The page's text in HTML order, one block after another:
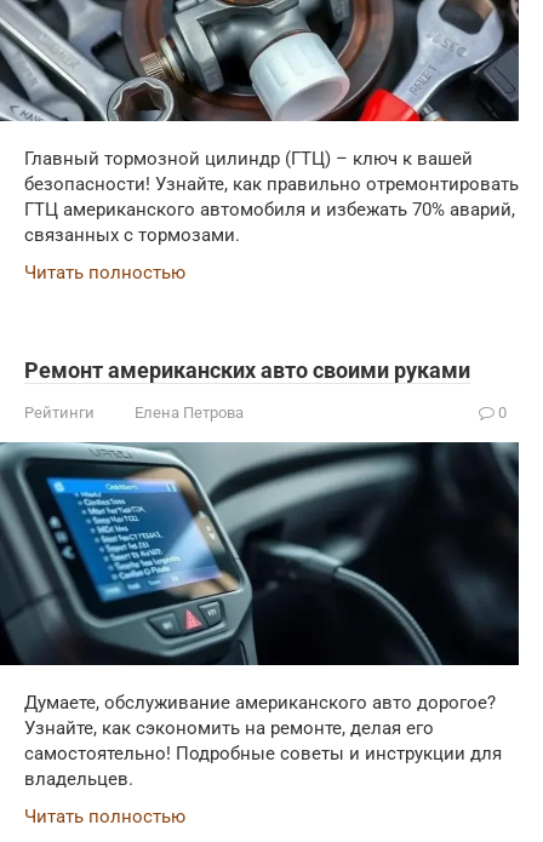
Главный тормозной цилиндр (ГТЦ) – ключ к вашей
безопасности! Узнайте, как правильно отремонтировать
ГТЦ американского автомобиля и избежать 70% аварий,
связанных с тормозами.
Читать полностью
Ремонт американских авто своими руками
Рейтинги Елена Петрова 0
Думаете, обслуживание американского авто дорогое?
Узнайте, как сэкономить на ремонте, делая его
самостоятельно! Подробные советы и инструкции для
владельцев.
Читать полностью